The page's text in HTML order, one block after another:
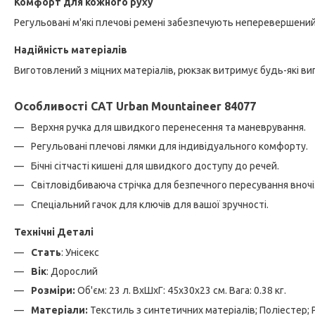
Регульовані м'які плечові ремені забезпечують
Надійність матеріалів
Виготовлений з міцних матеріалів, рюкзак витримує будь-які
Особливості CAT Urban Mountaineer 84077
Верхня ручка для швидкого перенесення та маневрування.
Регульовані плечові лямки для індивідуального комфорту.
Бічні сітчасті кишені для швидкого доступу до речей.
Світловідбиваюча стрічка для безпечного пересування
Спеціальний гачок для ключів для вашої зручності.
Технічні Деталі
Стать: Унісекс
Вік: Дорослий
Розміри: Об'єм: 23 л. ВхШхГ: 45х30х23 см. Вага: 0.38 кг.
Матеріали: Текстиль з синтетичних матеріалів;